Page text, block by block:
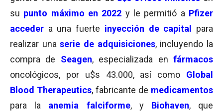
su punto máximo en 2022 y le permitió a Pfizer
acceder a una fuerte inyección de capital
para
realizar una serie de adquisiciones, incluyendo la
compra de Seagen, especializada enfármacos
oncológicos, por u$s 43.000, así como Global
Blood Therapeutics, fabricante de medicamentos
para la anemia falciforme, y Biohaven, que